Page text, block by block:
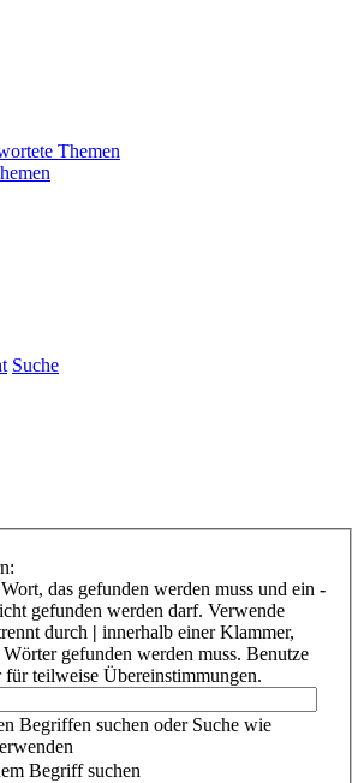
Themen
Suche
das gefunden werden muss und ein -
gefunden werden darf. Verwende
durch | innerhalb einer Klammer,
gefunden werden muss. Benutze
teilweise Übereinstimmungen.
Begriffen suchen oder Suche wie
Begriff suchen